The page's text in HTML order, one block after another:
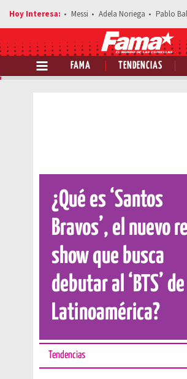
Messi Adela Noriega Pablo
FAMA TENDENCIAS
¿Qué es ‘Santos
Bravos’, el nuevo
show que busca
debutar al ‘BTS’ de
Latinoamérica?
Tendencias